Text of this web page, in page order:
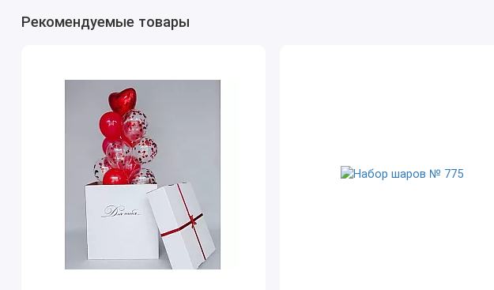
Рекомендуемые товары